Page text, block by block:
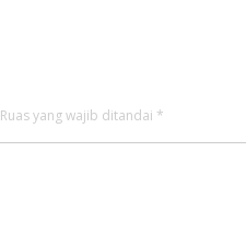
Ruas yang wajib ditandai *